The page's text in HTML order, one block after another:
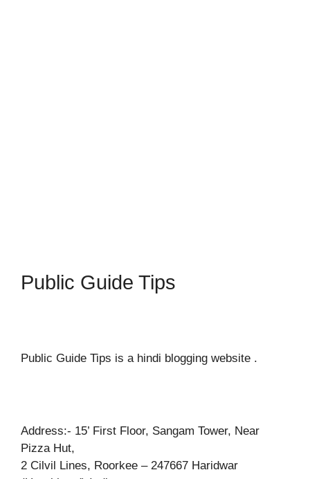
Public Guide Tips
Public Guide Tips is a hindi blogging website .
Address:- 15’ First Floor, Sangam Tower, Near
Pizza Hut,
2 Cilvil Lines, Roorkee – 247667 Haridwar